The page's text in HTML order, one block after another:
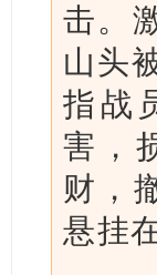
击。
山头
指战
害，
财，
悬挂